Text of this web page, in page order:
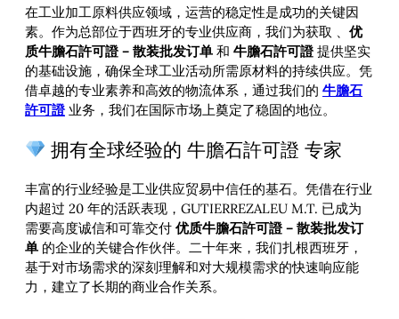
在工业加工原料供应领域，运营的稳定性是成功的关键因
素。作为总部位于西班牙的专业供应商，我们为获取 、 优
质牛膽石許可證 – 散装批发订单 和 牛膽石許可證 提供坚实
的基础设施，确保全球工业活动所需原材料的持续供应。凭
借卓越的专业素养和高效的物流体系，通过我们的 牛膽石
許可證 业务，我们在国际市场上奠定了稳固的地位。
拥有全球经验的 牛膽石許可證 专家
丰富的行业经验是工业供应贸易中信任的基石。凭借在行业
内超过 20 年的活跃表现，GUTIERREZALEU M.T. 已成为
需要高度诚信和可靠交付 优质牛膽石許可證 – 散装批发订
单 的企业的关键合作伙伴。二十年来，我们扎根西班牙，
基于对市场需求的深刻理解和对大规模需求的快速响应能
力，建立了长期的商业合作关系。